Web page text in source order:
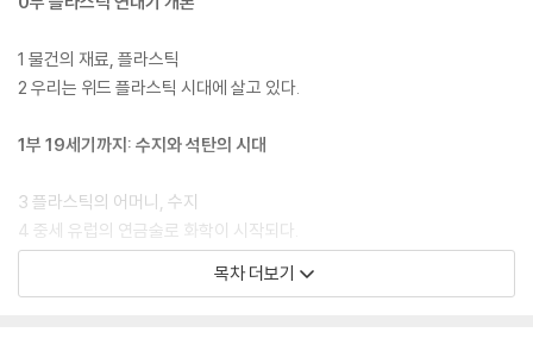
작되었던 ‘플라스틱의 숨어 있는 이야기’와 더불어 ‘플라스틱 기록의 역
사’를 당시의 시대상에 맞게 이 책에 담았다. 이 책의 말미에는 ‘위드 플라
중립 등에 관한 고찰을 가볍게 전하고자 한다. 끝으로 이 책의 집필에 도움
1 물건의 재료, 플라스틱
2 우리는 위드 플라스틱 시대에 살고 있다.
1부 19세기까지: 수지와 석탄의 시대
3 플라스틱의 어머니, 수지
4 중세 유럽의 연금술로 화학이 시작되다.
5 1차 산업혁명과 석탄 시대의 개막
6 1차 산업혁명기의 근대 화학: 유기화학이 시작되다.
목차 더보기